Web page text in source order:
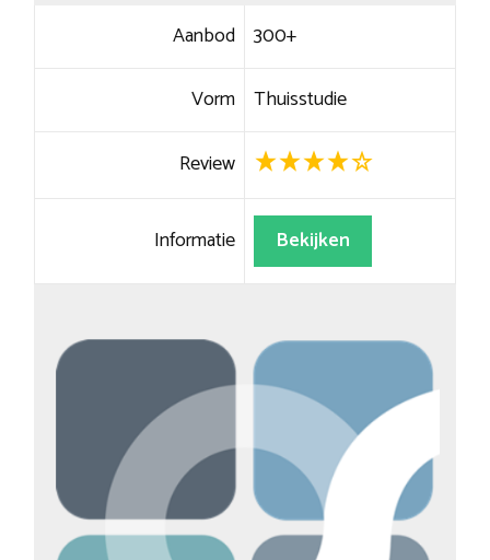
Aanbod 300+
Vorm Thuisstudie
Review
Informatie Bekijken